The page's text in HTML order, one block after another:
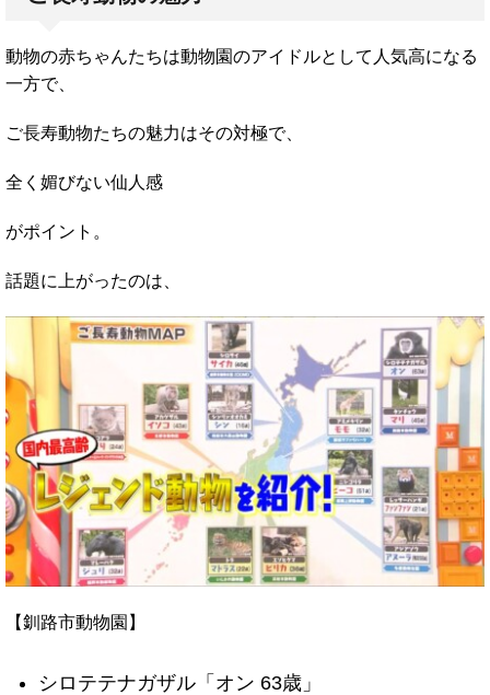
動物の赤ちゃんたちは動物園のアイドルとして人気高になる
一方で、
ご長寿動物たちの魅力はその対極で、
全く媚びない仙人感
がポイント。
話題に上がったのは、
【釧路市動物園】
シロテテナガザル「オン 63歳」